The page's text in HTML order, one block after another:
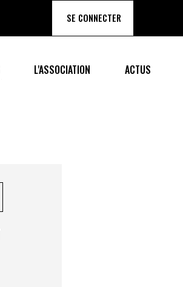
SE CONNECTER
L'ASSOCIATION ACTUS